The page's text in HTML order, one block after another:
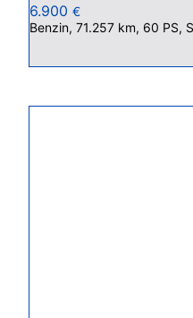
6.900 €
Benzin, 71.257 km, 60 PS,